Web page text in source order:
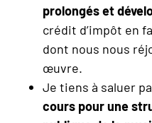
prolongés et
crédit d’impôt en
dont nous nous
œuvre.
Je tiens à saluer
cours pour une